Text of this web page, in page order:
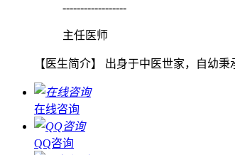
------------------
主任医师
【医生简介】 出身于中医世家，自幼
在线咨询
QQ咨询